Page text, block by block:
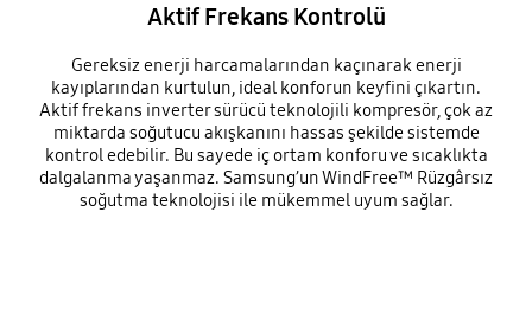
Aktif Frekans Kontrolü
Gereksiz enerji harcamalarından kaçınarak enerji
kayıplarından kurtulun, ideal konforun keyfini çıkartın.
Aktif frekans inverter sürücü teknolojili kompresör, çok az
miktarda soğutucu akışkanını hassas şekilde sistemde
kontrol edebilir. Bu sayede iç ortam konforu ve sıcaklıkta
dalgalanma yaşanmaz. Samsung’un WindFree™ Rüzgârsız
soğutma teknolojisi ile mükemmel uyum sağlar.